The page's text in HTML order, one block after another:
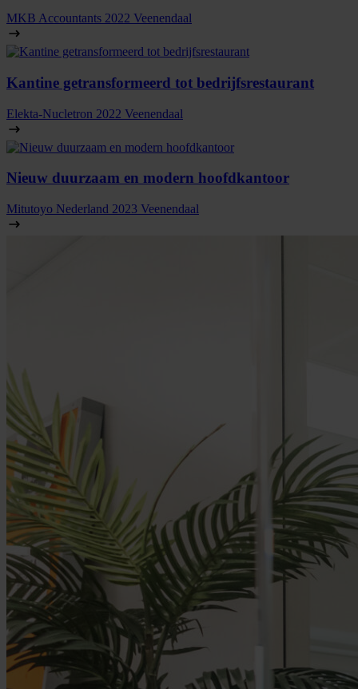
MKB Accountants 2022 Veenendaal
Kantine getransformeerd tot bedrijfsrestaurant
Elekta-Nucletron 2022 Veenendaal
Nieuw duurzaam en modern hoofdkantoor
Mitutoyo Nederland 2023 Veenendaal